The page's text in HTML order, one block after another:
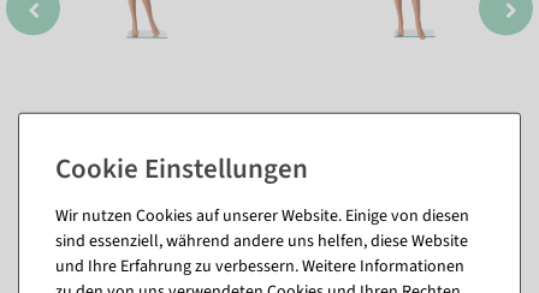
Wir nutzen Cookies auf unserer Website. Einige von diesen
sind essenziell, während andere uns helfen, diese Website
und Ihre Erfahrung zu verbessern. Weitere Informationen